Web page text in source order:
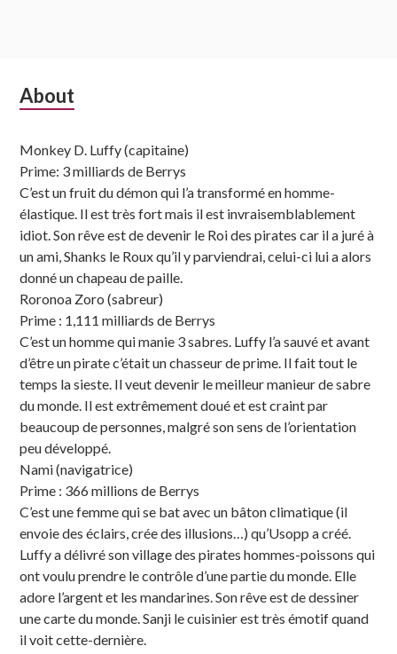
Subsidiary
About
Monkey D. Luffy (capitaine)
Prime: 3 milliards de Berrys
C’est un fruit du démon qui l’a transformé en homme-
élastique. Il est très fort mais il est invraisemblablement
idiot. Son rêve est de devenir le Roi des pirates car il a juré à
un ami, Shanks le Roux qu’il y parviendrai, celui-ci lui a alors
donné un chapeau de paille.
Roronoa Zoro (sabreur)
Prime : 1,111 milliards de Berrys
C’est un homme qui manie 3 sabres. Luffy l’a sauvé et avant
d’être un pirate c’était un chasseur de prime. Il fait tout le
temps la sieste. Il veut devenir le meilleur manieur de sabre
du monde. Il est extrêmement doué et est craint par
beaucoup de personnes, malgré son sens de l’orientation
peu développé.
Nami (navigatrice)
Prime : 366 millions de Berrys
C’est une femme qui se bat avec un bâton climatique (il
envoie des éclairs, crée des illusions…) qu’Usopp a créé.
Luffy a délivré son village des pirates hommes-poissons qui
ont voulu prendre le contrôle d’une partie du monde. Elle
adore l’argent et les mandarines. Son rêve est de dessiner
une carte du monde. Sanji le cuisinier est très émotif quand
il voit cette-dernière.